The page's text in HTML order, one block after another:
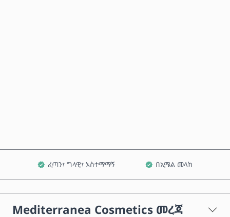
ፈጣን፣ ግላዊ፣ አስተማማኝ በኢሜል መላክ
Mediterranea Cosmetics መረጃ